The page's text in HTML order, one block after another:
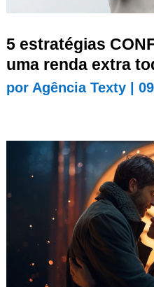
5 estratégias
uma renda extra
por Agência Texty|